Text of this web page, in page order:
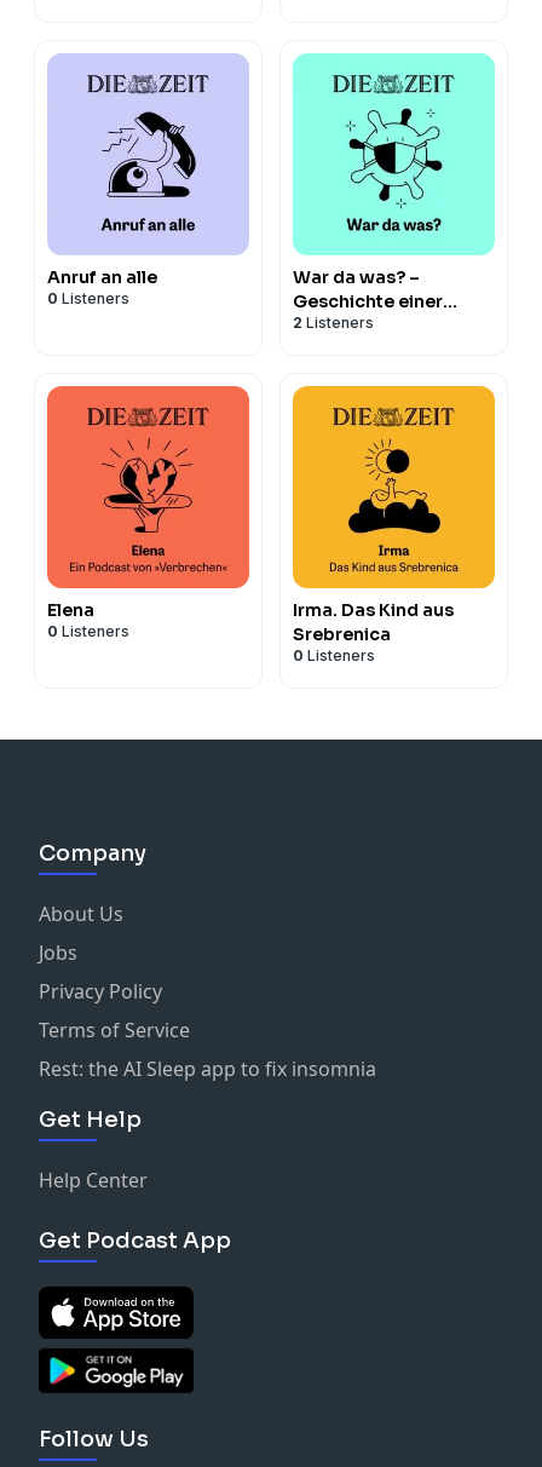
Anruf an alle
0 Listeners
War da was? –
Geschichte einer
Pandemie
2 Listeners
Elena
0 Listeners
Irma. Das Kind aus
Srebrenica
0 Listeners
Company
About Us
Jobs
Privacy Policy
Terms of Service
Rest: the AI Sleep app to fix insomnia
Get Help
Help Center
Get Podcast App
Follow Us